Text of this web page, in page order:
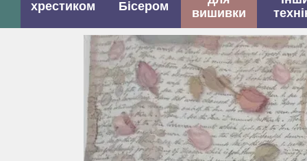
хрестиком
Бісером
вишивки